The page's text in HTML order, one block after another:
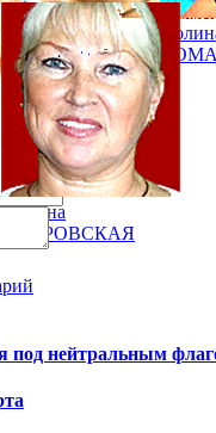
Вероника
КАЛИНИНА
Татьяна
ПОКРОВСКАЯ
под нейтральным